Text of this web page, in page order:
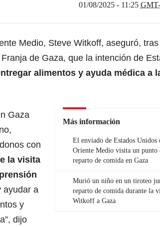
01/08/2025 - 11:25
Medio, Steve Witkoff, aseguró,
de Gaza, que la intención de
alimentos y ayuda médica a
Más información
El enviado de Estados Unidos
Oriente Medio visita un punto
reparto de comida en Gaza
Murió un niño en un tiroteo
reparto de comida durante la
Witkoff a Gaza
Gaza
con
la visita
ayudar a
y
dijo